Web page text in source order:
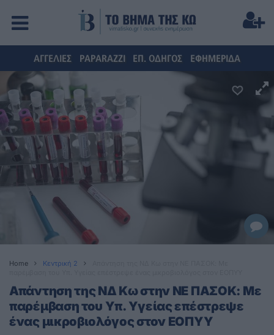
ΑΓΓΕΛΙΕΣ PAPARAZZI ΕΠ. ΟΔΗΓΟΣ ΕΦΗΜΕΡΙΔΑ
Home Κεντρική 2
Απάντηση της ΝΔ Κω στην ΝΕ ΠΑΣΟΚ: Με
παρέμβαση του Υπ. Υγείας επέστρεψε
ένας μικροβιολόγος στον ΕΟΠΥΥ